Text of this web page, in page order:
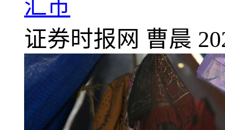
汇市
证券时报网 曹晨